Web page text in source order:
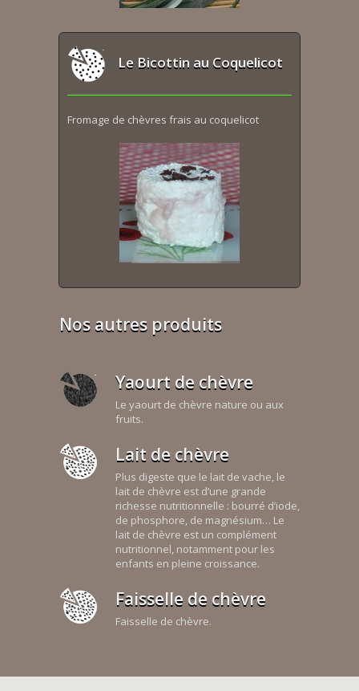
Le Bicottin au Coquelicot
Fromage de chèvres frais au coquelicot
Nos autres produits
Yaourt de chèvre
Le yaourt de chèvre nature ou aux
fruits.
Lait de chèvre
Plus digeste que le lait de vache, le
lait de chèvre est d’une grande
richesse nutritionnelle : bourré d’iode,
de phosphore, de magnésium… Le
lait de chèvre est un complément
nutritionnel, notamment pour les
enfants en pleine croissance.
Faisselle de chèvre
Faisselle de chèvre.